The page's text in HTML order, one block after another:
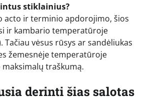
stiklainius?
acto ir terminio apdorojimo, šios
ir kambario temperatūroje
Tačiau vėsus rūsys ar sandėliukas
žemesnėje temperatūroje
traškumą.
derinti šias salotas